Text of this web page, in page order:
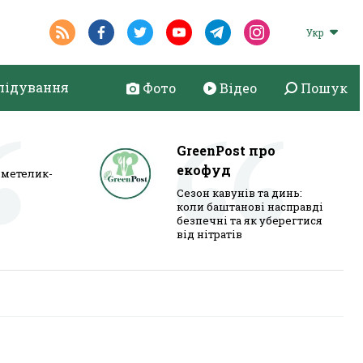
Укр
Фото Відео Пошук
GreenPost про
екофуд
Сезон кавунів та динь:
коли баштанові насправді
безпечні та як уберегтися
від нітратів